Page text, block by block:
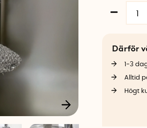
Därför
1-3
Alltid
Högt